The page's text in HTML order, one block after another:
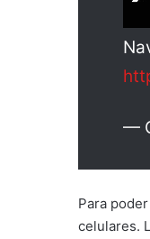
—
Para
celulares.